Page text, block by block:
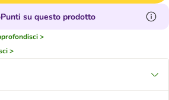
su questo prodotto
>
>